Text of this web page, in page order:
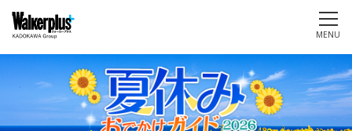
MENU